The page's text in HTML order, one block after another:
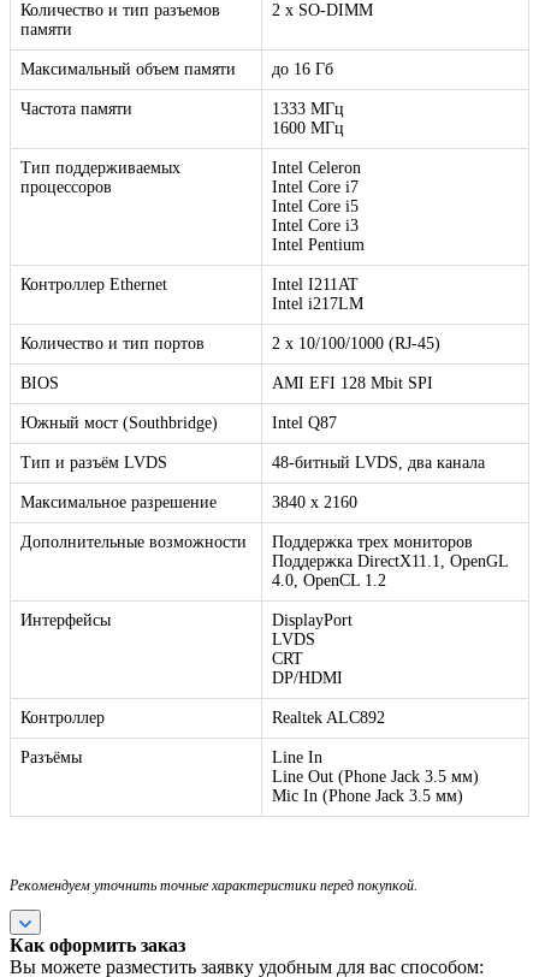
Количество и тип разъемов
памяти
2 x SO-DIMM
Максимальный объем памяти до 16 Гб
Частота памяти
1333 МГц
1600 МГц
Тип поддерживаемых
процессоров
Intel Celeron
Intel Core i7
Intel Core i5
Intel Core i3
Intel Pentium
Контроллер Ethernet
Intel I211AT
Intel i217LM
Количество и тип портов 2 х 10/100/1000 (RJ-45)
BIOS AMI EFI 128 Mbit SPI
Южный мост (Southbridge) Intel Q87
Тип и разъём LVDS 48-битный LVDS, два канала
Максимальное разрешение 3840 x 2160
Дополнительные возможности
Поддержка трех мониторов
Поддержка DirectX11.1, OpenGL
4.0, OpenCL 1.2
Интерфейсы
DisplayPort
LVDS
CRT
DP/HDMI
Контроллер Realtek ALC892
Разъёмы
Line In
Line Out (Phone Jack 3.5 мм)
Mic In (Phone Jack 3.5 мм)
Рекомендуем уточнить точные характеристики перед покупкой.
Как оформить заказ
Вы можете разместить заявку удобным для вас способом: